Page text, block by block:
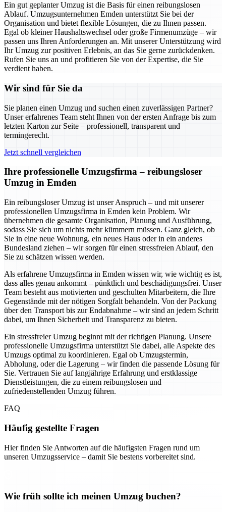
Ein gut geplanter Umzug ist die Basis für einen reibungslosen
Ablauf. Umzugsunternehmen Emden unterstützt Sie bei der
Organisation und bietet flexible Lösungen, die zu Ihnen passen.
Egal ob kleiner Haushaltswechsel oder große Firmenumzüge – wir
passen uns Ihren Anforderungen an. Mit unserer Unterstützung wird
Ihr Umzug zur positiven Erlebnis, an das Sie gerne zurückdenken.
Rufen Sie uns an und profitieren Sie von der Expertise, die Sie
verdient haben.
Wir sind für Sie da
Sie planen einen Umzug und suchen einen zuverlässigen Partner?
Unser erfahrenes Team steht Ihnen von der ersten Anfrage bis zum
letzten Karton zur Seite – professionell, transparent und
termingerecht.
Jetzt schnell vergleichen
Ihre professionelle Umzugsfirma – reibungsloser
Umzug in Emden
Ein reibungsloser Umzug ist unser Anspruch – und mit unserer
professionellen Umzugsfirma in Emden kein Problem. Wir
übernehmen die gesamte Organisation, Planung und Ausführung,
sodass Sie sich um nichts mehr kümmern müssen. Ganz gleich, ob
Sie in eine neue Wohnung, ein neues Haus oder in ein anderes
Bundesland ziehen – wir sorgen für einen stressfreien Ablauf, den
Sie zu schätzen wissen werden.
Als erfahrene Umzugsfirma in Emden wissen wir, wie wichtig es ist,
dass alles genau ankommt – pünktlich und beschädigungsfrei. Unser
Team besteht aus motivierten und geschulten Mitarbeitern, die Ihre
Gegenstände mit der nötigen Sorgfalt behandeln. Von der Packung
über den Transport bis zur Endabnahme – wir sind an jedem Schritt
dabei, um Ihnen Sicherheit und Transparenz zu bieten.
Ein stressfreier Umzug beginnt mit der richtigen Planung. Unsere
professionelle Umzugsfirma unterstützt Sie dabei, alle Aspekte des
Umzugs optimal zu koordinieren. Egal ob Umzugstermin,
Abholung, oder die Lagerung – wir finden die passende Lösung für
Sie. Vertrauen Sie auf langjährige Erfahrung und erstklassige
Dienstleistungen, die zu einem reibungslosen und
zufriedenstellenden Umzug führen.
FAQ
Häufig gestellte Fragen
Hier finden Sie Antworten auf die häufigsten Fragen rund um
unseren Umzugsservice – damit Sie bestens vorbereitet sind.
Wie früh sollte ich meinen Umzug buchen?